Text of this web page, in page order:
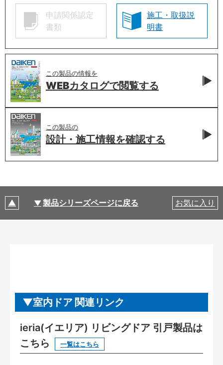
申請関係認定
書類
施工・取扱説
明書
この製品の情報を
WEBカタログで閲覧する
この製品の
設計・施工情報を確認する
製品シリーズページに戻る お気に入り
室内ドア 関連リンク
ieria(イエリア) リビングドア 引戸製品は
こちら
一覧はこちら